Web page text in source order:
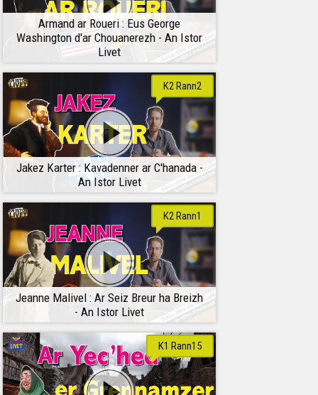
Armand ar Roueri : Eus George
Washington d'ar Chouanerezh - An Istor
Livet
Jakez Karter : Kavadenner ar C'hanada -
An Istor Livet
K2 Rann2
Jeanne Malivel : Ar Seiz Breur ha Breizh
- An Istor Livet
K2 Rann1
K1 Rann15